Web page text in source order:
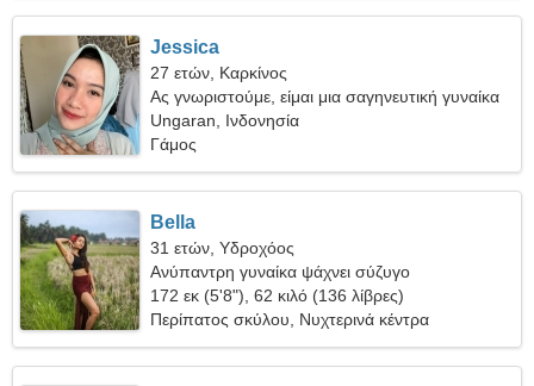
Jessica
27 ετών, Καρκίνος
Ας γνωριστούμε, είμαι μια σαγηνευτική γυναίκα
Ungaran, Ινδονησία
Γάμος
Bella
31 ετών, Υδροχόος
Ανύπαντρη γυναίκα ψάχνει σύζυγο
172 εκ (5'8"), 62 κιλό (136 λίβρες)
Περίπατος σκύλου, Νυχτερινά κέντρα
διασκέδασης